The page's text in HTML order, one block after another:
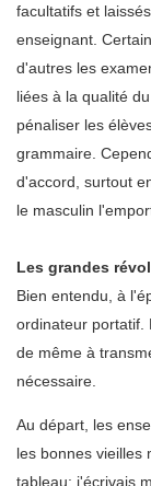
facultatifs et
enseignant.
d'autres les
liées à la qualité
pénaliser les
grammaire.
d'accord, surtout
le masculin
Les grandes
Bien entendu, à
ordinateur portatif.
de même à
nécessaire.
Au départ, les
les bonnes vieilles
tableau; j'écrivais